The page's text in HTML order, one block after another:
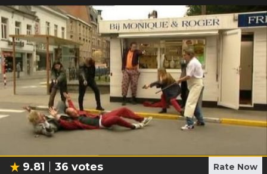
9.81 36 votes Rate Now